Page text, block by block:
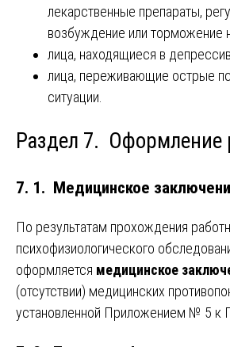
лекарственные препараты,
возбуждение или торможение
лица, находящиеся в
лица, переживающие острые
ситуации.
Раздел 7. Оформление
7. 1. Медицинское
По результатам прохождения
психофизиологического
оформляется медицинское
(отсутствии) медицинских
установленной Приложением № 5 к